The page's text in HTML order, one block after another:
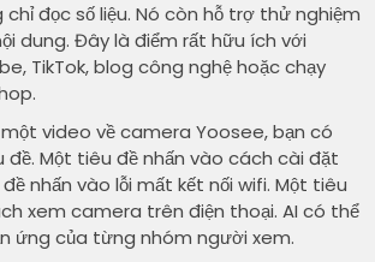
chỉ đọc số liệu. Nó còn hỗ trợ thử nghiệm
dung. Đây là điểm rất hữu ích với
TikTok, blog công nghệ hoặc chạy
video về camera Yoosee, bạn có
đề. Một tiêu đề nhấn vào cách cài đặt
nhấn vào lỗi mất kết nối wifi. Một tiêu
xem camera trên điện thoại. AI có thể
ứng của từng nhóm người xem.